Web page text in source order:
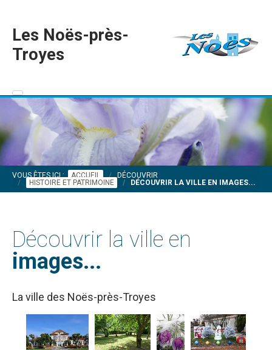
Les Noës-près-
Troyes
VOUS ÊTES ICI : ACCUEIL
DÉCOUVRIR
HISTOIRE ET PATRIMOINE
DÉCOUVRIR LA VILLE EN IMAGES...
Découvrir la ville en
images...
La ville des Noës-près-Troyes